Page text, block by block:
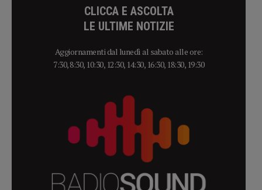
CLICCA E ASCOLTA
LE ULTIME NOTIZIE
Aggiornamenti dal lunedì al sabato alle ore:
7:30, 8:30, 10:30, 12:30, 14:30, 16:30, 18:30, 19:30